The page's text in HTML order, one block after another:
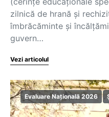
zilnică de hrană și
îmbrăcăminte și
guvern…
Vezi articolul
Evaluare Națională 2026